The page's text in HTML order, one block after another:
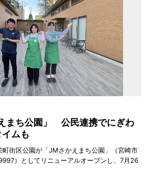
まち公園」 公民連携でにぎわ
ムも
町街区公園が「JMさかえまち公園」（宮崎市
）としてリニューアルオープンし、7月26